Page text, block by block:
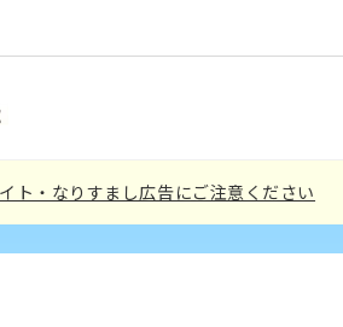
ト・なりすまし広告にご注意ください